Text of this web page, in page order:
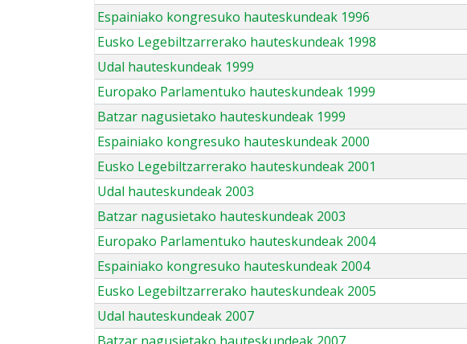
Espainiako kongresuko hauteskundeak 1996
Eusko Legebiltzarrerako hauteskundeak 1998
Udal hauteskundeak 1999
Europako Parlamentuko hauteskundeak 1999
Batzar nagusietako hauteskundeak 1999
Espainiako kongresuko hauteskundeak 2000
Eusko Legebiltzarrerako hauteskundeak 2001
Udal hauteskundeak 2003
Batzar nagusietako hauteskundeak 2003
Europako Parlamentuko hauteskundeak 2004
Espainiako kongresuko hauteskundeak 2004
Eusko Legebiltzarrerako hauteskundeak 2005
Udal hauteskundeak 2007